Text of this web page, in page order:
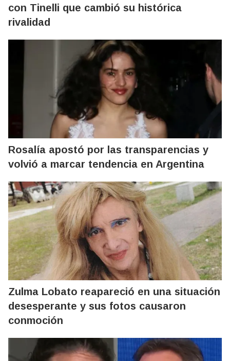
con Tinelli que cambió su histórica
rivalidad
Rosalía apostó por las transparencias y
volvió a marcar tendencia en Argentina
Zulma Lobato reapareció en una situación
desesperante y sus fotos causaron
conmoción